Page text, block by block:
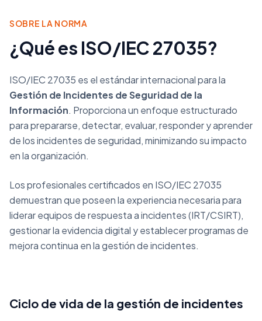
SOBRE LA NORMA
¿Qué es ISO/IEC 27035?
ISO/IEC 27035 es el estándar internacional para la
Gestión de Incidentes de Seguridad de la
Información. Proporciona un enfoque estructurado
para prepararse, detectar, evaluar, responder y aprender
de los incidentes de seguridad, minimizando su impacto
en la organización.
Los profesionales certificados en ISO/IEC 27035
demuestran que poseen la experiencia necesaria para
liderar equipos de respuesta a incidentes (IRT/CSIRT),
gestionar la evidencia digital y establecer programas de
mejora continua en la gestión de incidentes.
Ciclo de vida de la gestión de incidentes